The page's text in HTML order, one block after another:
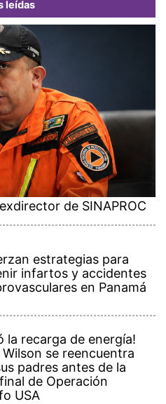
leídas
de SINAPROC
estrategias para
infartos y accidentes
en Panamá
la recarga de energía!
Wilson se reencuentra
padres antes de la
de Operación
USA